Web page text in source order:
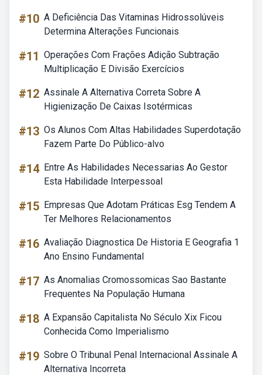
#10 A Deficiência Das Vitaminas Hidrossolúveis
Determina Alterações Funcionais
#11 Operações Com Frações Adição Subtração
Multiplicação E Divisão Exercícios
#12 Assinale A Alternativa Correta Sobre A
Higienização De Caixas Isotérmicas
#13 Os Alunos Com Altas Habilidades Superdotação
Fazem Parte Do Público-alvo
#14 Entre As Habilidades Necessarias Ao Gestor
Esta Habilidade Interpessoal
#15 Empresas Que Adotam Práticas Esg Tendem A
Ter Melhores Relacionamentos
#16 Avaliação Diagnostica De Historia E Geografia 1
Ano Ensino Fundamental
#17 As Anomalias Cromossomicas Sao Bastante
Frequentes Na População Humana
#18 A Expansão Capitalista No Século Xix Ficou
Conhecida Como Imperialismo
#19 Sobre O Tribunal Penal Internacional Assinale A
Alternativa Incorreta